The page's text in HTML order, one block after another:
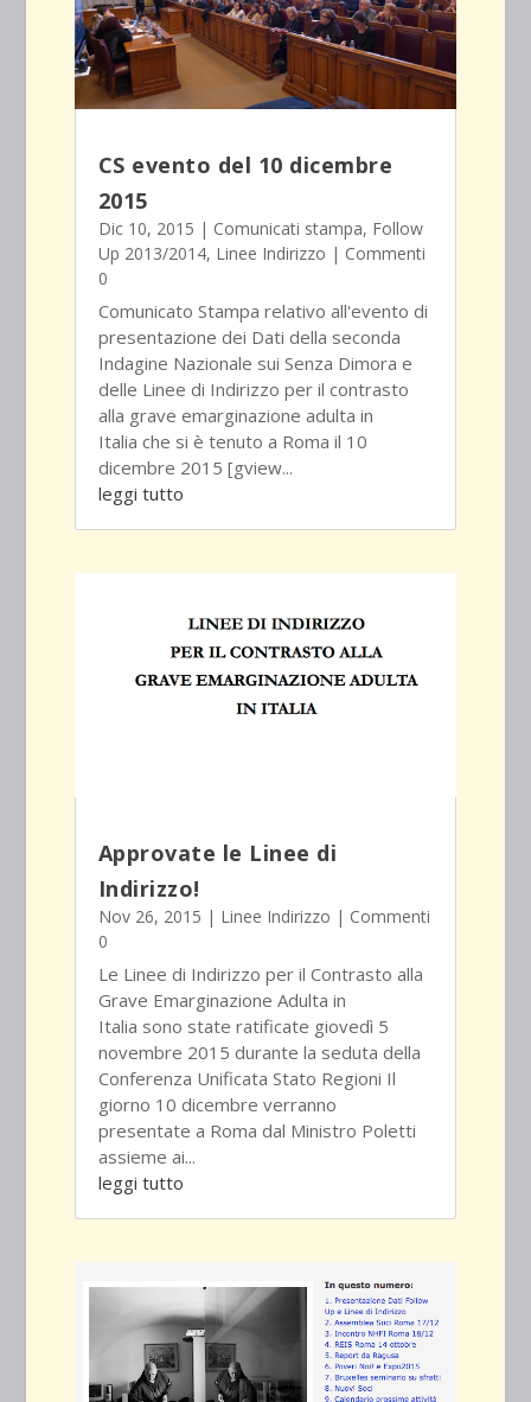
CS evento del 10 dicembre
2015
Dic 10, 2015 | Comunicati stampa, Follow
Up 2013/2014, Linee Indirizzo | Commenti
0
Comunicato Stampa relativo all'evento di
presentazione dei Dati della seconda
Indagine Nazionale sui Senza Dimora e
delle Linee di Indirizzo per il contrasto
alla grave emarginazione adulta in
Italia che si è tenuto a Roma il 10
dicembre 2015 [gview...
leggi tutto
Approvate le Linee di
Indirizzo!
Nov 26, 2015 | Linee Indirizzo | Commenti
0
Le Linee di Indirizzo per il Contrasto alla
Grave Emarginazione Adulta in
Italia sono state ratificate giovedì 5
novembre 2015 durante la seduta della
Conferenza Unificata Stato Regioni Il
giorno 10 dicembre verranno
presentate a Roma dal Ministro Poletti
assieme ai...
leggi tutto